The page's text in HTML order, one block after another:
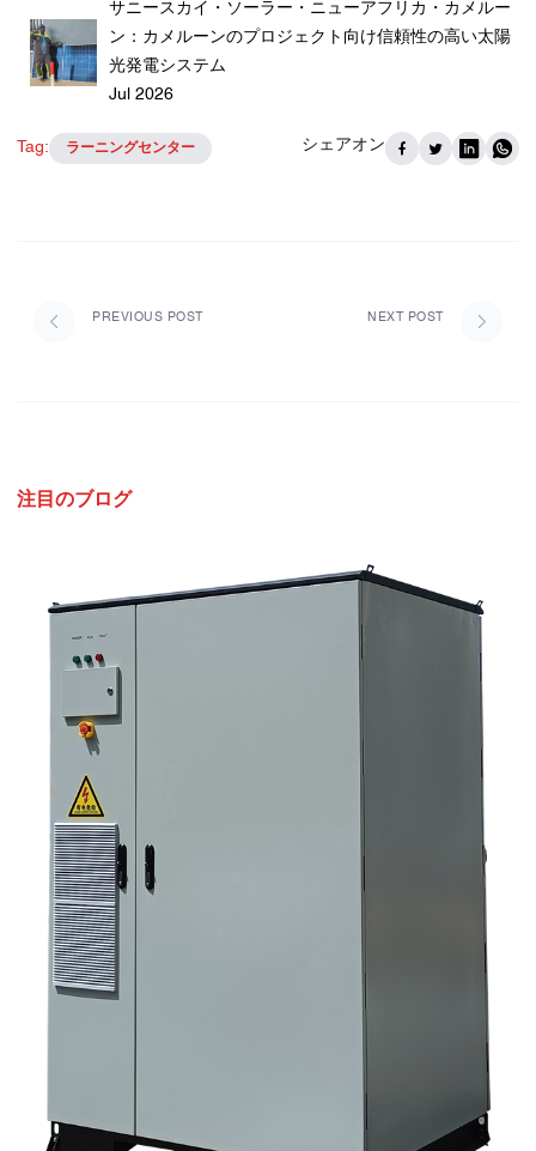
サニースカイ・ソーラー・ニューアフリカ・カメルー
ン：カメルーンのプロジェクト向け信頼性の高い太陽
光発電システム
Jul 2026
Tag: ラーニングセンター シェアオン
PREVIOUS POST NEXT POST
注目のブログ